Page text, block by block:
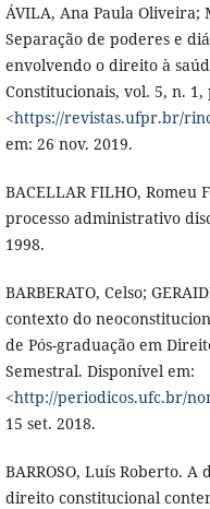
ÁVILA, Ana Paula Oliveira;
Separação de poderes e
envolvendo o direito à
Constitucionais, vol. 5, n.
<https://revistas.ufpr.br/
em: 26 nov. 2019.
BACELLAR FILHO, Romeu
processo administrativo
1998.
BARBERATO, Celso;
contexto do
de Pós-graduação em
Semestral. Disponível em:
<http://periodicos.ufc.br/
15 set. 2018.
BARROSO, Luís Roberto.
direito constitucional